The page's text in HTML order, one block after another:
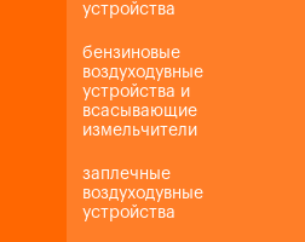
устройства
бензиновые
воздуходувные
устройства и
всасывающие
измельчители
заплечные
воздуходувные
устройства